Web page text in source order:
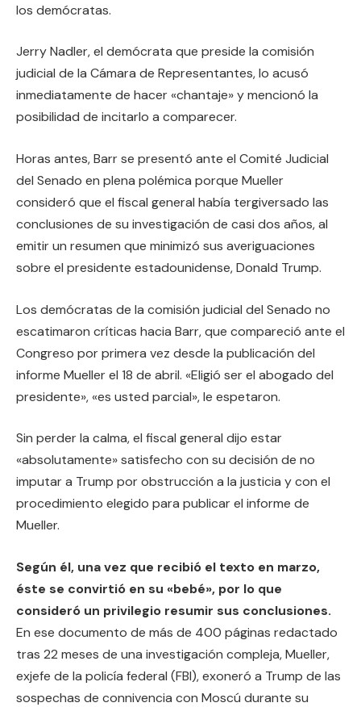
los demócratas.
Jerry Nadler, el demócrata que preside la comisión
judicial de la Cámara de Representantes, lo acusó
inmediatamente de hacer «chantaje» y mencionó la
posibilidad de incitarlo a comparecer.
Horas antes, Barr se presentó ante el Comité Judicial
del Senado en plena polémica porque Mueller
consideró que el fiscal general había tergiversado las
conclusiones de su investigación de casi dos años, al
emitir un resumen que minimizó sus averiguaciones
sobre el presidente estadounidense, Donald Trump.
Los demócratas de la comisión judicial del Senado no
escatimaron críticas hacia Barr, que compareció ante el
Congreso por primera vez desde la publicación del
informe Mueller el 18 de abril. «Eligió ser el abogado del
presidente», «es usted parcial», le espetaron.
Sin perder la calma, el fiscal general dijo estar
«absolutamente» satisfecho con su decisión de no
imputar a Trump por obstrucción a la justicia y con el
procedimiento elegido para publicar el informe de
Mueller.
Según él, una vez que recibió el texto en marzo,
éste se convirtió en su «bebé», por lo que
consideró un privilegio resumir sus conclusiones.
En ese documento de más de 400 páginas redactado
tras 22 meses de una investigación compleja, Mueller,
exjefe de la policía federal (FBI), exoneró a Trump de las
sospechas de connivencia con Moscú durante su